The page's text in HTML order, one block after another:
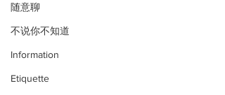
随意聊
不说你不知道
Information
Etiquette